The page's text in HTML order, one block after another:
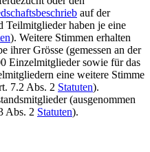
auf der
Teilmitglieder haben je eine
). Weitere Stimmen erhalten
ihrer Grösse (gemessen an der
Einzelmitglieder sowie für das
eine weitere Stimme
7.2 Abs. 2 Statuten).
(ausgenommen
Abs. 2 Statuten).